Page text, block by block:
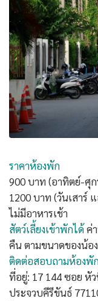
ราคาห้องพัก
900 บาท (อาทิตย์-ศุก
1200 บาท (วันเสาร์
ไม่มีอาหารเช้า
สัตว์เลี้ยงเข้าพักได้ค่
คืน ตามขนาดของน้อ
ติดต่อสอบถามห้องพั
ที่อยู่: 17 144 ซอย หั
ประจวบคีรีขันธ์